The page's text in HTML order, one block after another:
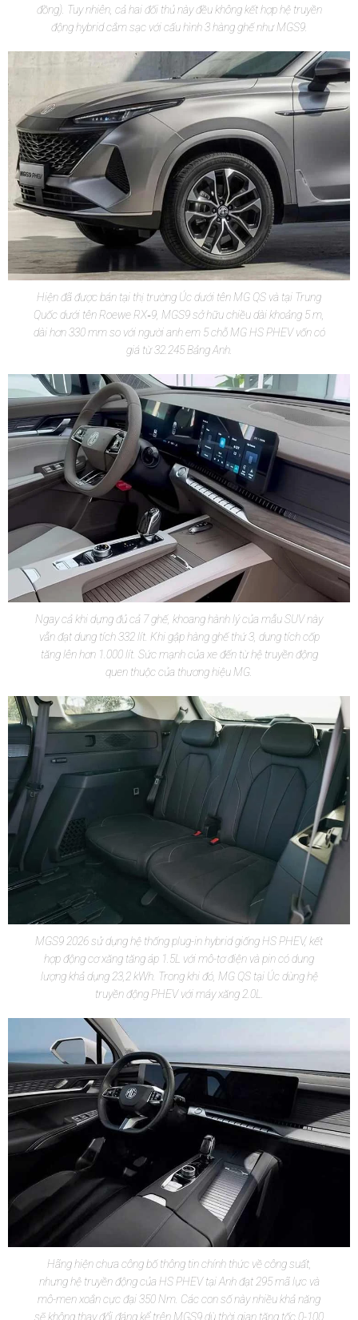
đồng). Tuy nhiên, cả hai đối thủ này đều không kết hợp hệ truyền
động hybrid cắm sạc với cấu hình 3 hàng ghế như MGS9.
Hiện đã được bán tại thị trường Úc dưới tên MG QS và tại Trung
Quốc dưới tên Roewe RX‑9, MGS9 sở hữu chiều dài khoảng 5 m,
dài hơn 330 mm so với người anh em 5 chỗ MG HS PHEV vốn có
giá từ 32.245 Bảng Anh.
Ngay cả khi dựng đủ cả 7 ghế, khoang hành lý của mẫu SUV này
vẫn đạt dung tích 332 lít. Khi gập hàng ghế thứ 3, dung tích cốp
tăng lên hơn 1.000 lít. Sức mạnh của xe đến từ hệ truyền động
quen thuộc của thương hiệu MG.
MGS9 2026 sử dụng hệ thống plug-in hybrid giống HS PHEV, kết
hợp động cơ xăng tăng áp 1.5L với mô-tơ điện và pin có dung
lượng khả dụng 23,2 kWh. Trong khi đó, MG QS tại Úc dùng hệ
truyền động PHEV với máy xăng 2.0L.
Hãng hiện chưa công bố thông tin chính thức về công suất,
nhưng hệ truyền động của HS PHEV tại Anh đạt 295 mã lực và
mô-men xoắn cực đại 350 Nm. Các con số này nhiều khả năng
sẽ không thay đổi đáng kể trên MGS9 dù thời gian tăng tốc 0-100